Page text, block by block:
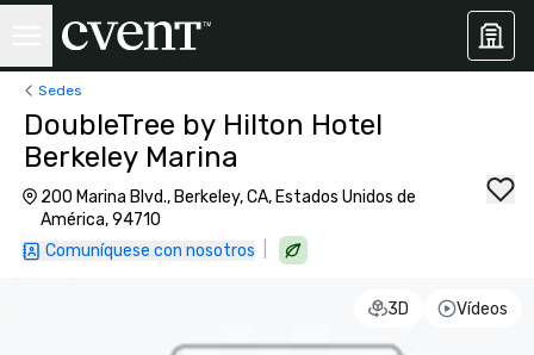
Sedes
DoubleTree by Hilton Hotel
Berkeley Marina
200 Marina Blvd., Berkeley, CA, Estados Unidos de
América, 94710
Comuníquese con nosotros
3D Vídeos